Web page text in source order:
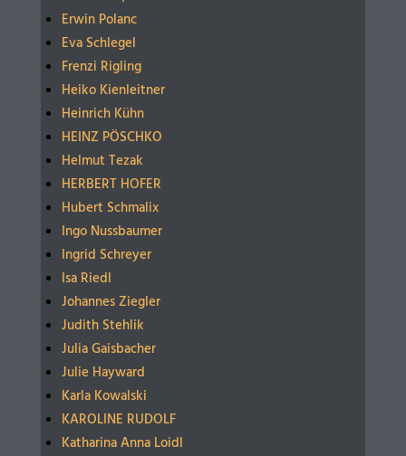
Erwin Polanc
Eva Schlegel
Frenzi Rigling
Heiko Kienleitner
Heinrich Kühn
HEINZ PÖSCHKO
Helmut Tezak
HERBERT HOFER
Hubert Schmalix
Ingo Nussbaumer
Ingrid Schreyer
Isa Riedl
Johannes Ziegler
Judith Stehlik
Julia Gaisbacher
Julie Hayward
Karla Kowalski
KAROLINE RUDOLF
Katharina Anna Loidl